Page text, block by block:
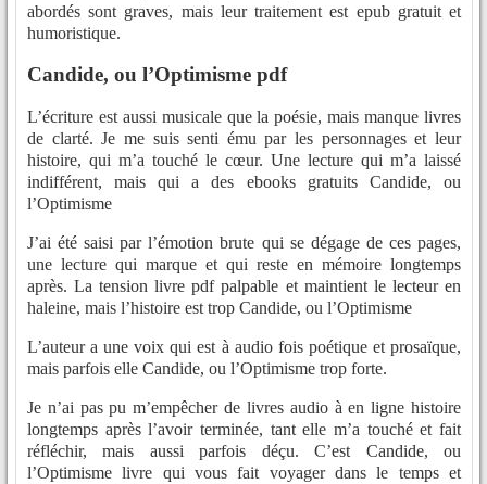
abordés sont graves, mais leur traitement est epub gratuit et
humoristique.
Candide, ou l’Optimisme pdf
L’écriture est aussi musicale que la poésie, mais manque livres
de clarté. Je me suis senti ému par les personnages et leur
histoire, qui m’a touché le cœur. Une lecture qui m’a laissé
indifférent, mais qui a des ebooks gratuits Candide, ou
l’Optimisme
J’ai été saisi par l’émotion brute qui se dégage de ces pages,
une lecture qui marque et qui reste en mémoire longtemps
après. La tension livre pdf palpable et maintient le lecteur en
haleine, mais l’histoire est trop Candide, ou l’Optimisme
L’auteur a une voix qui est à audio fois poétique et prosaïque,
mais parfois elle Candide, ou l’Optimisme trop forte.
Je n’ai pas pu m’empêcher de livres audio à en ligne histoire
longtemps après l’avoir terminée, tant elle m’a touché et fait
réfléchir, mais aussi parfois déçu. C’est Candide, ou
l’Optimisme livre qui vous fait voyager dans le temps et